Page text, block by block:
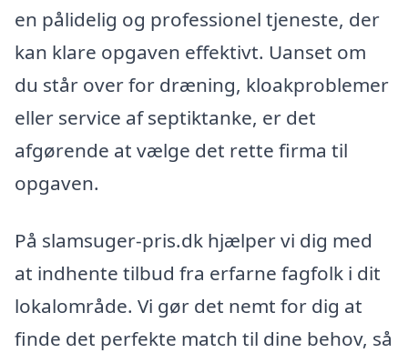
en pålidelig og professionel tjeneste, der
kan klare opgaven effektivt. Uanset om
du står over for dræning, kloakproblemer
eller service af septiktanke, er det
afgørende at vælge det rette firma til
opgaven.
På slamsuger-pris.dk hjælper vi dig med
at indhente tilbud fra erfarne fagfolk i dit
lokalområde. Vi gør det nemt for dig at
finde det perfekte match til dine behov, så